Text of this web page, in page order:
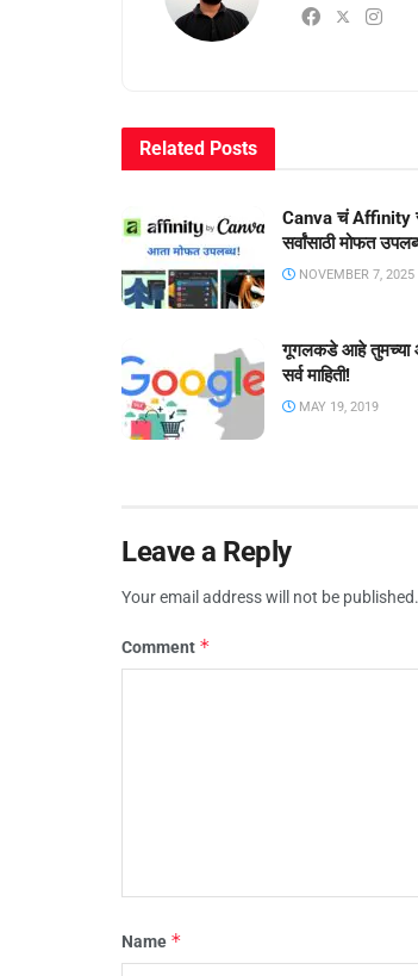
Related Posts
Canva चं Affinity
सर्वांसाठी मोफत
NOVEMBER 7, 2025
गूगलकडे आहे तुमच्या
सर्व माहिती!
MAY 19, 2019
Leave a Reply
Your email address will not be published.
Comment *
Name *